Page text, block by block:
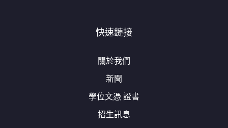
快速鏈接
關於我們
新聞
學位文憑 證書
招生訊息